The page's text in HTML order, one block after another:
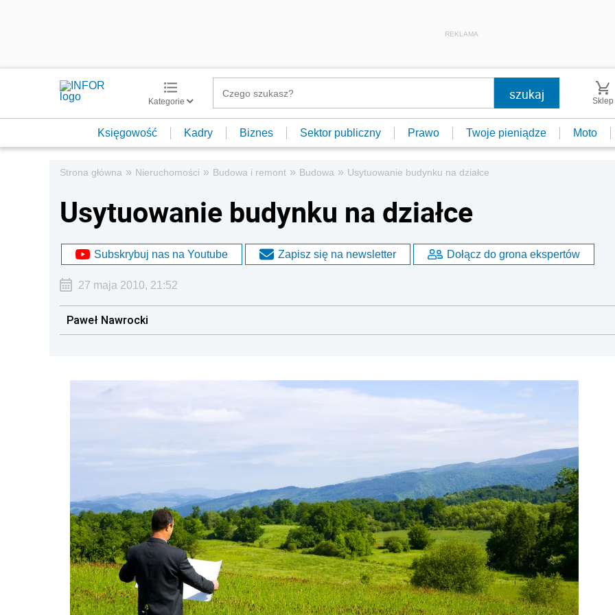
REKLAMA
Kategorie Sklep
Księgowość Kadry Biznes Sektor publiczny Prawo Twoje pieniądze Moto
Strona główna » Nieruchomości » Budowa i remont » Budowa » Usytuowanie budynku na działce
Usytuowanie budynku na działce
Subskrybuj nas na Youtube Zapisz się na newsletter Dołącz do grona ekspertów
27 maja 2010, 21:52
Paweł Nawrocki